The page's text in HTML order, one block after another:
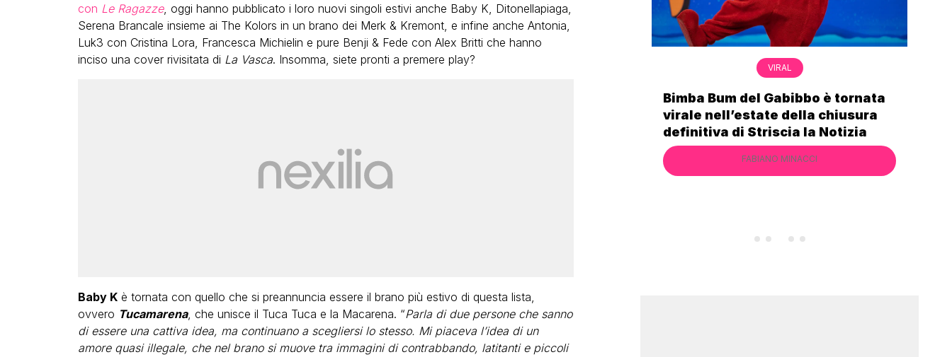
con Le Ragazze, oggi hanno pubblicato i loro nuovi singoli estivi anche Baby K, Ditonellapiaga,
Serena Brancale insieme ai The Kolors in un brano dei Merk & Kremont, e infine anche Antonia,
Luk3 con Cristina Lora, Francesca Michielin e pure Benji & Fede con Alex Britti che hanno
inciso una cover rivisitata di La Vasca. Insomma, siete pronti a premere play?
Baby Kè tornata con quello che si preannuncia essere il brano più estivo di questa lista,
ovvero Tucamarena, che unisce il Tuca Tuca e la Macarena. “Parla di due persone che sanno
di essere una cattiva idea, ma continuano a scegliersi lo stesso. Mi piaceva l’idea di un
amore quasi illegale, che nel brano si muove tra immagini di contrabbando, latitanti e piccoli
VIRAL
Bimba Bum del Gabibbo è tornata
virale nell’estate della chiusura
definitiva di Striscia la Notizia
FABIANO MINACCI